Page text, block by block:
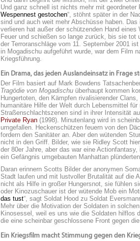
Und ganz schnell ist nichts mehr mit geordneter
Wespennest gestochen“, stöhnt später in der
sind und auch weit mehr Abschüsse haben.
verlieren hat außer der schützenden Hand
Feuer und schießen so lange zurück, bis sie tot
der Terroranschläge vom 11. September 2001
in Mogadischu aufgeführt wurde, war dem Film
Kriegsführung.
Ein Drama, das jeden Auslandeinsatz in Frage
Der Film basiert auf Mark Bowdens
Tragödie von Mogadischu überhaupt kommen
Hungertoten, den Kämpfen rivalisierender
humanitäre Hilfe der Welt durch Lebensmittel
Straßenschlachtszenen sind in ihrer Intensität
Private Ryan (1998). Minutenlang wird in
umgefallen. Heckenschützen feuern von den
fordern den Sanitäter an. Aber den wütenden
nicht in den Griff. Bilder, wie sie Ridley Scott
der 80er Jahre, aber das war eine
ein Gefängnis umgebauten Manhattan
Daran erinnern Scotts Bilder der anonymen
Stadt laufen und mit lustvoller Brutalität auf die
nicht als Hilfe in großer Hungersnot, sie fühlen
oder Kinozuschauer ist der wütende Mob ein
das tust“, sagt Soldat Hood zu Soldat
Mehr über die Motivation der Soldaten in
Kinosessel, weil es uns wie die Soldaten hilflos
die eine scheinbar geschlossene Front gegen
Ein Kriegsfilm macht Stimmung gegen den